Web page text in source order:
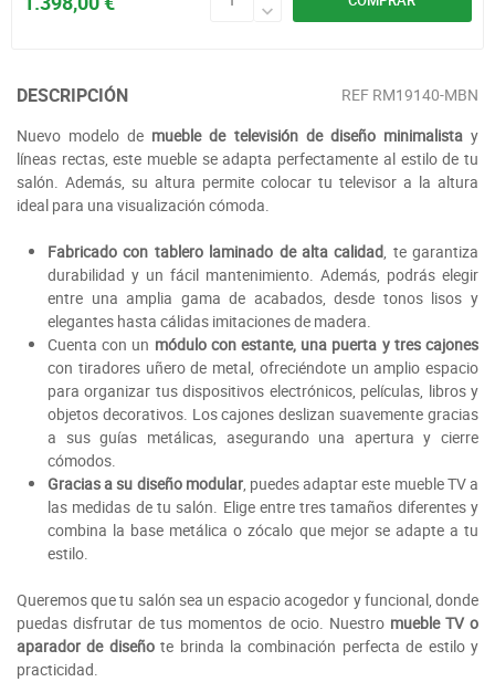
DESCRIPCIÓN REF RM19140-MBN
Nuevo modelo de mueble de televisión de diseño minimalistay
líneas rectas, este mueble se adapta perfectamente al estilo de tu
salón. Además, su altura permite colocar tu televisor a la altura
ideal para una visualización cómoda.
Fabricado con tablero laminado de alta calidad, te garantiza
durabilidad y un fácil mantenimiento. Además, podrás elegir
entre una amplia gama de acabados, desde tonos lisos y
elegantes hasta cálidas imitaciones de madera.
Cuenta con un módulo con estante, una puerta y tres cajones
con tiradores uñero de metal, ofreciéndote un amplio espacio
para organizar tus dispositivos electrónicos, películas, libros y
objetos decorativos. Los cajones deslizan suavemente gracias
a sus guías metálicas, asegurando una apertura y cierre
cómodos.
Gracias a su diseño modular, puedes adaptar este mueble TV a
las medidas de tu salón. Elige entre tres tamaños diferentes y
combina la base metálica o zócalo que mejor se adapte a tu
estilo.
Queremos que tu salón sea un espacio acogedor y funcional, donde
puedas disfrutar de tus momentos de ocio. Nuestro mueble TV o
aparador de diseñote brinda la combinación perfecta de estilo y
practicidad.